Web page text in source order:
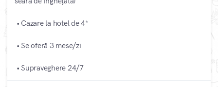
• Cazare la hotel de 4*
• Se oferă 3 mese/zi
• Supraveghere 24/7